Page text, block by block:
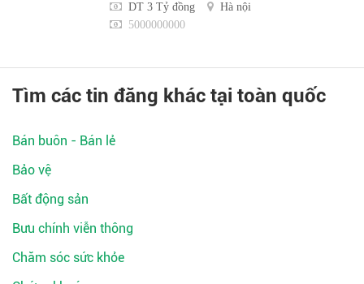
DT 3 Tỷ đồng
Hà nội
5000000000
Tìm các tin đăng khác tại toàn quốc
Bán buôn - Bán lẻ
Bảo vệ
Bất động sản
Bưu chính viễn thông
Chăm sóc sức khỏe